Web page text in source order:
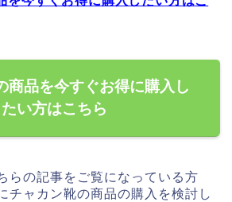
商品を今すぐお得に購入し
たい方はこちら
らの記事をご覧になっている方
チャカン靴の商品の購入を検討し